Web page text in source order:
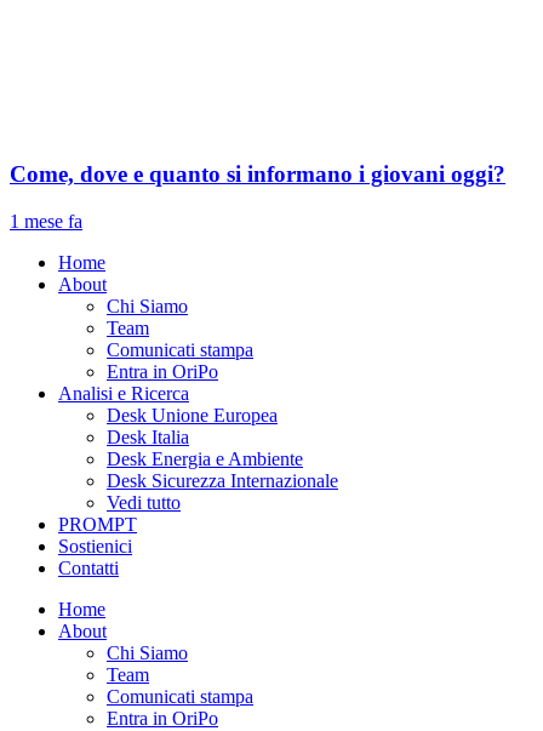
Come, dove e quanto si informano i giovani oggi?
1 mese fa
Home
About
Chi Siamo
Team
Comunicati stampa
Entra in OriPo
Analisi e Ricerca
Desk Unione Europea
Desk Italia
Desk Energia e Ambiente
Desk Sicurezza Internazionale
Vedi tutto
PROMPT
Sostienici
Contatti
Home
About
Chi Siamo
Team
Comunicati stampa
Entra in OriPo